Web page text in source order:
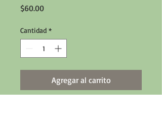
$60.00Precio
Cantidad *
Agregar al carrito